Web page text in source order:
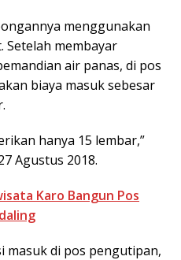
menggunakan
Setelah membayar
air panas, di pos
biaya masuk sebesar
hanya 15 lembar,”
Agustus 2018.
Karo Bangun Pos
masuk di pos pengutipan,